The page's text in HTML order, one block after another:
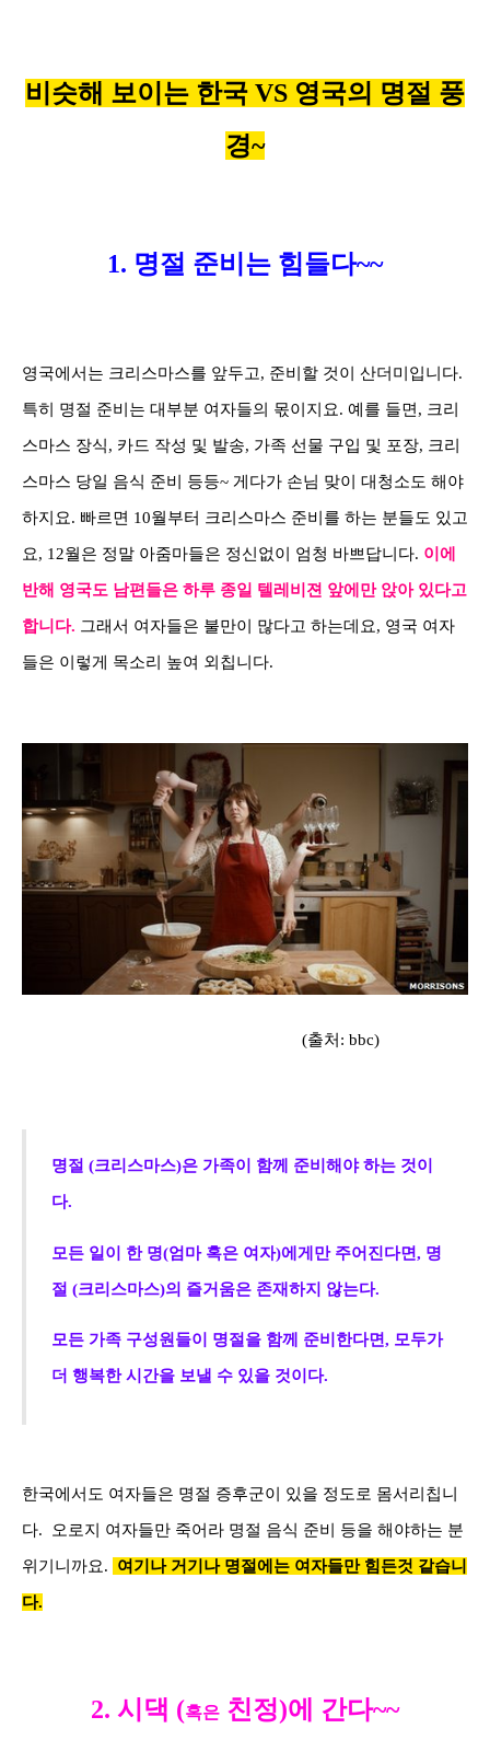
비슷해 보이는 한국 VS 영국의 명절 풍
경~
1. 명절 준비는 힘들다~~
영국에서는 크리스마스를 앞두고, 준비할 것이 산더미입니다.
특히 명절 준비는 대부분 여자들의 몫이지요. 예를 들면, 크리
스마스 장식, 카드 작성 및 발송, 가족 선물 구입 및 포장, 크리
스마스 당일 음식 준비 등등~ 게다가 손님 맞이 대청소도 해야
하지요. 빠르면 10월부터 크리스마스 준비를 하는 분들도 있고
요, 12월은 정말 아줌마들은 정신없이 엄청 바쁘답니다. 이에
반해 영국도 남편들은 하루 종일 텔레비젼 앞에만 앉아 있다고
합니다. 그래서 여자들은 불만이 많다고 하는데요, 영국 여자
들은 이렇게 목소리 높여 외칩니다.
(출처: bbc)
명절 (크리스마스)은 가족이 함께 준비해야 하는 것이
다.
모든 일이 한 명(엄마 혹은 여자)에게만 주어진다면, 명
절 (크리스마스)의 즐거움은 존재하지 않는다.
모든 가족 구성원들이 명절을 함께 준비한다면, 모두가
더 행복한 시간을 보낼 수 있을 것이다.
한국에서도 여자들은 명절 증후군이 있을 정도로 몸서리칩니
다. 오로지 여자들만 죽어라 명절 음식 준비 등을 해야하는 분
위기니까요. 여기나 거기나 명절에는 여자들만 힘든것 같습니
다.
2. 시댁 (혹은 친정)에 간다~~